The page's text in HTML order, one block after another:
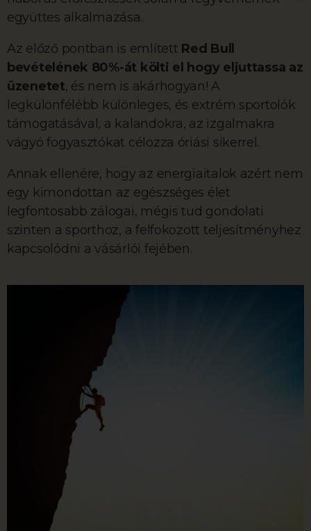
együttes alkalmazása.
Az előző pontban is említett Red Bull
bevételének 80%-át költi el hogy eljuttassa az
üzenetet, és nem is akárhogyan! A
legkülönfélébb különleges, és extrém sportolók
támogatásával, a kalandokra, az izgalmakra
vágyó fogyasztókat célozza óriási sikerrel.
Annak ellenére, hogy az energiaitalok azért nem
egy kimondottan az egészséges élet
legfontosabb zálogai, mégis tud gondolati
szinten a sporthoz, a felfokozott teljesítményhez
kapcsolódni a vásárlói fejében.